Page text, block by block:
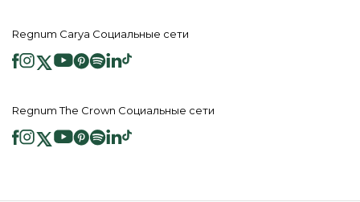
Regnum Carya Социальные сети
Regnum The Crown Социальные сети